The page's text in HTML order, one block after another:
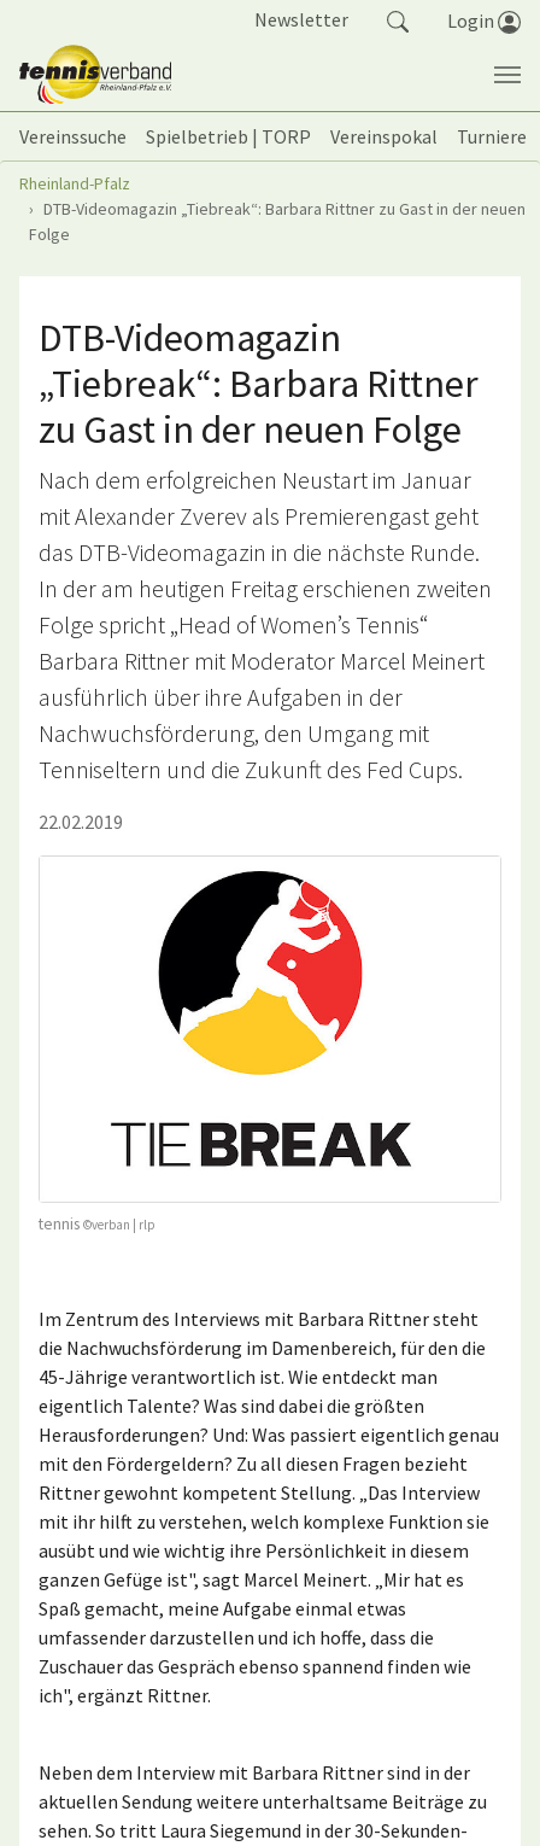
Newsletter Login
Vereinssuche Spielbetrieb | TORP Vereinspokal
Turniere
Sie sind hier:
Rheinland-Pfalz
DTB-Videomagazin „Tiebreak“: Barbara Rittner zu Gast in der neuen
Folge
DTB-Videomagazin
„Tiebreak“: Barbara Rittner
zu Gast in der neuen Folge
Nach dem erfolgreichen Neustart im Januar
mit Alexander Zverev als Premierengast geht
das DTB-Videomagazin in die nächste Runde.
In der am heutigen Freitag erschienen zweiten
Folge spricht „Head of Women’s Tennis“
Barbara Rittner mit Moderator Marcel Meinert
ausführlich über ihre Aufgaben in der
Nachwuchsförderung, den Umgang mit
Tenniseltern und die Zukunft des Fed Cups.
22.02.2019
tennis ©verban | rlp
Im Zentrum des Interviews mit Barbara Rittner steht
die Nachwuchsförderung im Damenbereich, für den die
45-Jährige verantwortlich ist. Wie entdeckt man
eigentlich Talente? Was sind dabei die größten
Herausforderungen? Und: Was passiert eigentlich genau
mit den Fördergeldern? Zu all diesen Fragen bezieht
Rittner gewohnt kompetent Stellung. „Das Interview
mit ihr hilft zu verstehen, welch komplexe Funktion sie
ausübt und wie wichtig ihre Persönlichkeit in diesem
ganzen Gefüge ist", sagt Marcel Meinert. „Mir hat es
Spaß gemacht, meine Aufgabe einmal etwas
umfassender darzustellen und ich hoffe, dass die
Zuschauer das Gespräch ebenso spannend finden wie
ich", ergänzt Rittner.
Neben dem Interview mit Barbara Rittner sind in der
aktuellen Sendung weitere unterhaltsame Beiträge zu
sehen. So tritt Laura Siegemund in der 30-Sekunden-